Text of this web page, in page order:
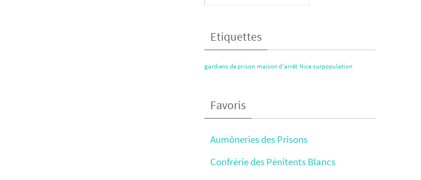
archivés
Etiquettes
gardiens de prison maison d'arrêt Nice surpopulation
Favoris
Aumôneries des Prisons
Confrérie des Pénitents Blancs